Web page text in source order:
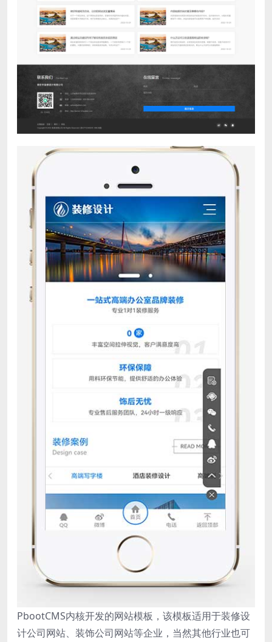
PbootCMS内核开发的网站模板，该模板适用于装修设
计公司网站、装饰公司网站等企业，当然其他行业也可